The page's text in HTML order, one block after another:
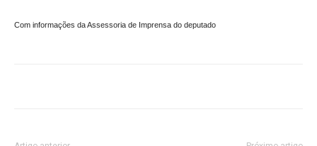
Com informações da Assessoria de Imprensa do deputado